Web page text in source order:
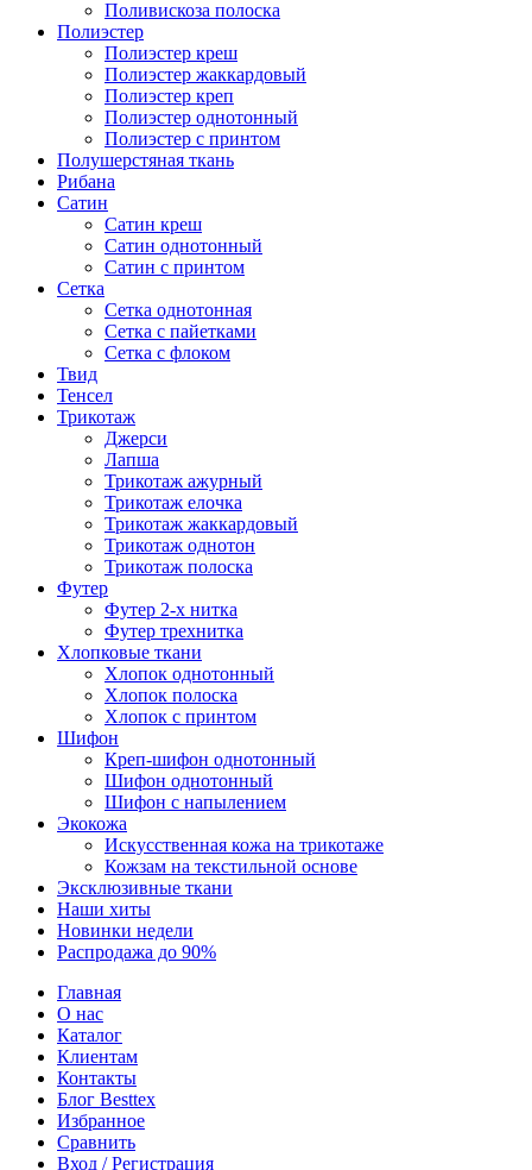
Поливискоза полоска
Полиэстер
Полиэстeр креш
Полиэстер жаккардовый
Полиэстер креп
Полиэстер однотонный
Полиэстер с принтом
Полушерстяная ткань
Рибана
Сатин
Сатин креш
Сатин однотонный
Сатин с принтом
Сетка
Сетка однотонная
Сетка с пайетками
Сетка с флоком
Твид
Тенсел
Трикотаж
Джерси
Лапша
Трикотаж ажурный
Трикотаж елочка
Трикотаж жаккардовый
Трикотаж однотон
Трикотаж полоска
Футер
Футер 2-х нитка
Футер трехнитка
Хлопковые ткани
Хлопок однотонный
Хлопок полоска
Хлопок с принтом
Шифон
Креп-шифон однотонный
Шифон однотонный
Шифон с напылением
Экокожа
Искусственная кожа на трикотаже
Кожзам на текстильной основе
Эксклюзивные ткани
Наши хиты
Новинки недели
Распродажа до 90%
Главная
О нас
Каталог
Клиентам
Контакты
Блог Besttex
Избранное
Сравнить
Вход / Регистрация